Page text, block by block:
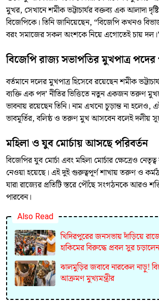
মুখর, সেখানে শমীক ভট্টাচার্যর বক্তব্য এক আলাদা
বিজেপিকে। তিনি জানিয়েছেন, “বিজেপি কখনও
বরং সমাজের সকল অংশকে নিয়ে এগোতেই চায়
বিজেপি রাজ্য সভাপতির মুখপাত্র
বর্তমানে দলের মুখপাত্র হিসেবে রয়েছেন শমীক
ব্যক্তি এক পদ’ নীতির ভিত্তিতে নতুন একজন তরুণ
ভাবনায় রয়েছেন তিনি। নাম এখনো চূড়ান্ত না হলেও,
ভাবমূর্তির, বলিষ্ঠ ও তরুণ মুখ আসবেন বলেই দলীয়
মহিলা ও যুব মোর্চায় আসছে পরিবর্তন
বিজেপির যুব মোর্চা এবং মহিলা মোর্চার ক্ষেত্রেও
নেওয়া হয়েছে। এই দুই গুরুত্বপূর্ণ শাখায় তরুণ ও
যারা রাজ্যের প্রতিটি স্তরে পৌঁছে সংগঠনকে আরও
পারবেন।
Also Read
খিদিরপুরের জনসভায় দাঁড়িয়ে
হাকিমের বিরুদ্ধে প্রবল সুর
ঝালমুড়ির জবাবে নারকেল নাড়ু!
আক্রমণ মুখ্যমন্ত্রীর